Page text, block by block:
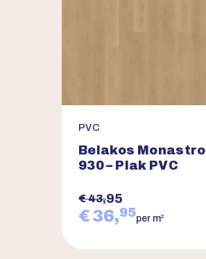
PVC
Belakos Monastro
930 – Plak PVC
€ 43,95
€ 36,95per m2